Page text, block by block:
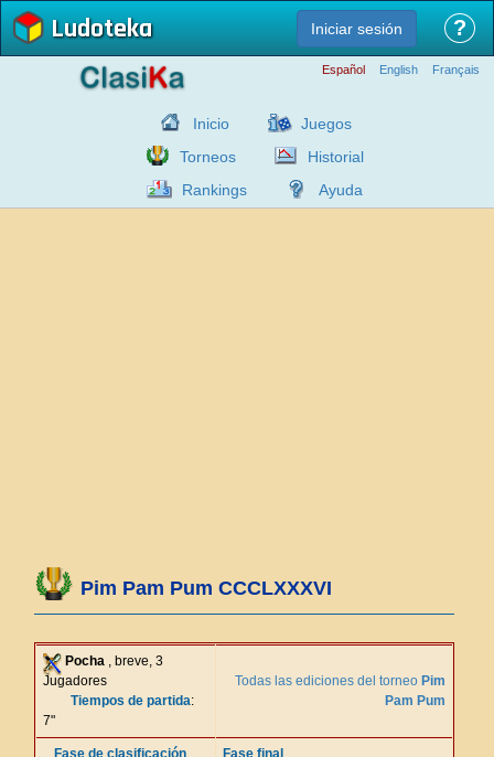
Ludoteka Iniciar sesión ?
Español English Français
Inicio
Juegos
Torneos
Historial
Rankings
Ayuda
Pim Pam Pum CCCLXXXVI
Pocha , breve, 3
Jugadores
Tiempos de partida:
7"
Todas las ediciones del torneo Pim
Pam Pum
Fase de clasificación
Fase final